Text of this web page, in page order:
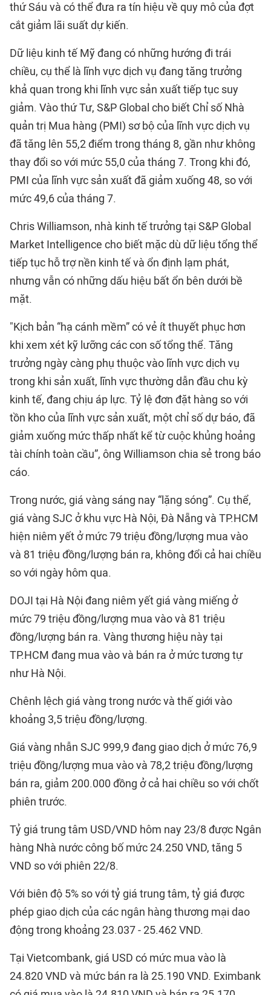
thứ Sáu và có thể đưa ra tín hiệu về quy mô của đợt
cắt giảm lãi suất dự kiến.
Dữ liệu kinh tế Mỹ đang có những hướng đi trái
chiều, cụ thể là lĩnh vực dịch vụ đang tăng trưởng
khả quan trong khi lĩnh vực sản xuất tiếp tục suy
giảm. Vào thứ Tư, S&P Global cho biết Chỉ số Nhà
quản trị Mua hàng (PMI) sơ bộ của lĩnh vực dịch vụ
đã tăng lên 55,2 điểm trong tháng 8, gần như không
thay đổi so với mức 55,0 của tháng 7. Trong khi đó,
PMI của lĩnh vực sản xuất đã giảm xuống 48, so với
mức 49,6 của tháng 7.
Chris Williamson, nhà kinh tế trưởng tại S&P Global
Market Intelligence cho biết mặc dù dữ liệu tổng thể
tiếp tục hỗ trợ nền kinh tế và ổn định lạm phát,
nhưng vẫn có những dấu hiệu bất ổn bên dưới bề
mặt.
"Kịch bản “hạ cánh mềm” có vẻ ít thuyết phục hơn
khi xem xét kỹ lưỡng các con số tổng thể. Tăng
trưởng ngày càng phụ thuộc vào lĩnh vực dịch vụ
trong khi sản xuất, lĩnh vực thường dẫn đầu chu kỳ
kinh tế, đang chịu áp lực. Tỷ lệ đơn đặt hàng so với
tồn kho của lĩnh vực sản xuất, một chỉ số dự báo, đã
giảm xuống mức thấp nhất kể từ cuộc khủng hoảng
tài chính toàn cầu”, ông Williamson chia sẻ trong báo
cáo.
Trong nước, giá vàng sáng nay “lặng sóng”. Cụ thể,
giá vàng SJC ở khu vực Hà Nội, Đà Nẵng và TP.HCM
hiện niêm yết ở mức 79 triệu đồng/lượng mua vào
và 81 triệu đồng/lượng bán ra, không đổi cả hai chiều
so với ngày hôm qua.
DOJI tại Hà Nội đang niêm yết giá vàng miếng ở
mức 79 triệu đồng/lượng mua vào và 81 triệu
đồng/lượng bán ra. Vàng thương hiệu này tại
TP.HCM đang mua vào và bán ra ở mức tương tự
như Hà Nội.
Chênh lệch giá vàng trong nước và thế giới vào
khoảng 3,5 triệu đồng/lượng.
Giá vàng nhẫn SJC 999,9 đang giao dịch ở mức 76,9
triệu đồng/lượng mua vào và 78,2 triệu đồng/lượng
bán ra, giảm 200.000 đồng ở cả hai chiều so với chốt
phiên trước.
Tỷ giá trung tâm USD/VND hôm nay 23/8 được Ngân
hàng Nhà nước công bố mức 24.250 VND, tăng 5
VND so với phiên 22/8.
Với biên độ 5% so với tỷ giá trung tâm, tỷ giá được
phép giao dịch của các ngân hàng thương mại dao
động trong khoảng 23.037 - 25.462 VND.
Tại Vietcombank, giá USD có mức mua vào là
24.820 VND và mức bán ra là 25.190 VND. Eximbank